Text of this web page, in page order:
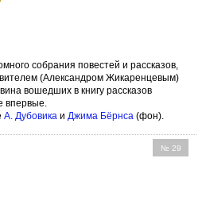
собрания повестей и рассказов,
(Александром Жикаренцевым)
вошедших в книгу рассказов
впервые.
А. Дубовика и Джима Бёрнса (фон).
№ 29